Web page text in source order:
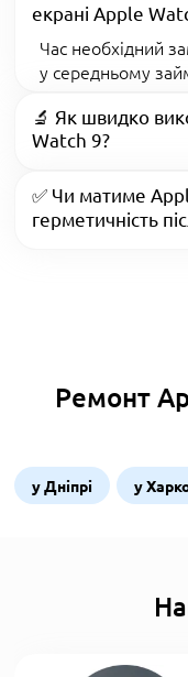
екрані Apple
Час необхідний
у середньому
🔬 Як швидко
Watch 9?
✅ Чи матиме
герметичність
Ремонт
у Дніпрі у